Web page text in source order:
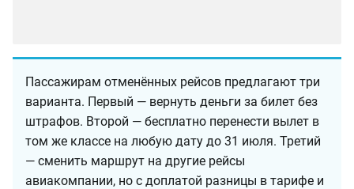
Пассажирам отменённых рейсов предлагают три
варианта. Первый — вернуть деньги за билет без
штрафов. Второй — бесплатно перенести вылет в
том же классе на любую дату до 31 июля. Третий
— сменить маршрут на другие рейсы
авиакомпании, но с доплатой разницы в тарифе и